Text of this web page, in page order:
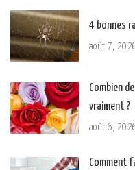
4 bonnes
août 7,
Combien
vraiment ?
août 6,
Comment